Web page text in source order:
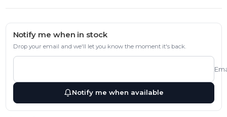
Notify me when in stock
Drop your email and we'll let you know the moment it's back.
Notify me when available